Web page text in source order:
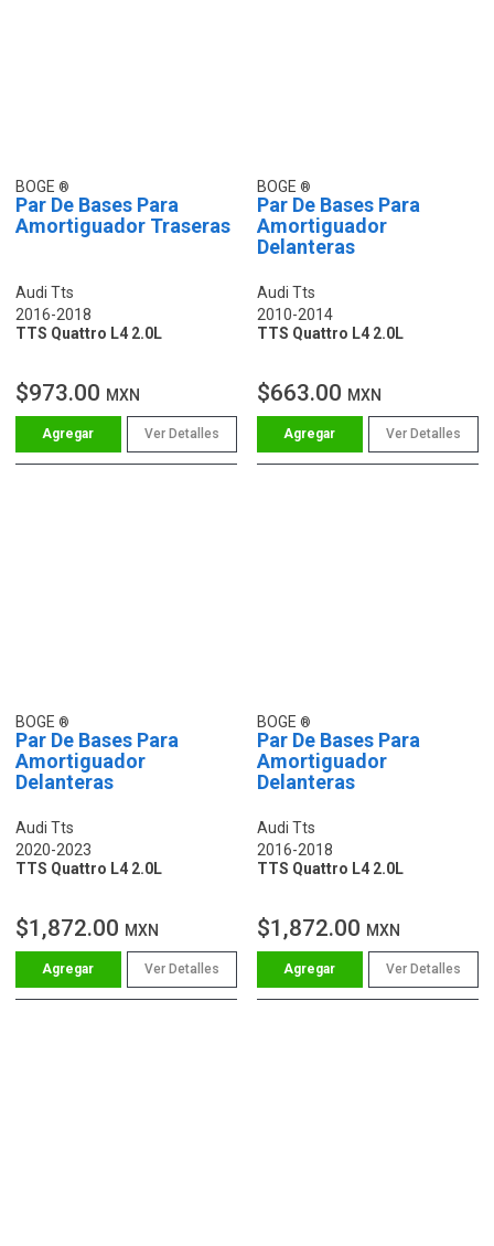
BOGE
Par De Bases Para
Amortiguador Traseras
Audi Tts
2016-2018
TTS Quattro L4 2.0L
$973.00 MXN
Ver Detalles
BOGE
Par De Bases Para
Amortiguador
Delanteras
Audi Tts
2010-2014
TTS Quattro L4 2.0L
$663.00 MXN
Ver Detalles
BOGE
Par De Bases Para
Amortiguador
Delanteras
Audi Tts
2020-2023
TTS Quattro L4 2.0L
$1,872.00 MXN
Ver Detalles
BOGE
Par De Bases Para
Amortiguador
Delanteras
Audi Tts
2016-2018
TTS Quattro L4 2.0L
$1,872.00 MXN
Ver Detalles